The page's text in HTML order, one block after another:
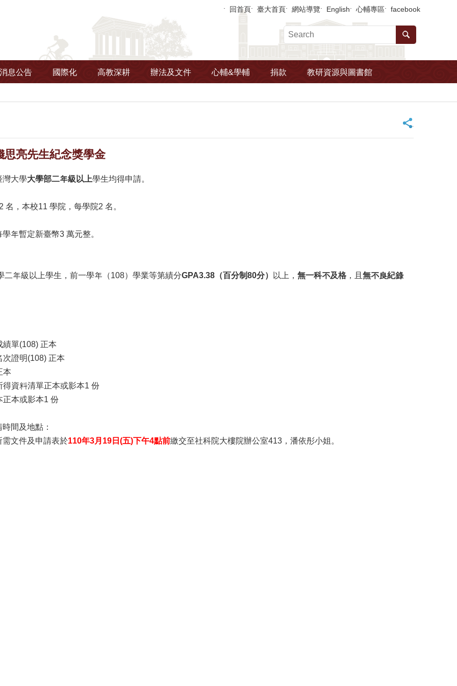
回首頁 臺大首頁 網站導覽 English 心輔專區 facebook
息公告 國際化 高教深耕 辦法及文件 心輔&學輔 捐款 教研資源與圖書館
_
思亮先生紀念獎學金
灣大學大學部二年級以上學生均得申請。
名，本校11 學院，每學院2 名。
年暫定新臺幣3 萬元整。
年級以上學生，前一學年（108）學業等第績分GPA3.38（百分制80分） 以上， 無一科不及格 ，且 無不良紀錄
績單(108) 正本
次證明(108) 正本
本
得資料清單正本或影本1 份
正本或影本1 份
間及地點：
文件及申請表於110年3月19日(五)下午4點前繳交至社科院大樓院辦公室413，潘依彤小姐。